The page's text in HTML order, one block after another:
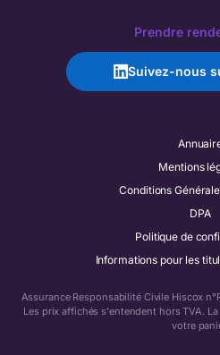
Prendre
Suivez-nous
Mentions
Conditions
DPA
Politique de
Informations pour les
Assurance Responsabilité Civile Hiscox
Les prix affichés s'entendent hors TVA.
votre